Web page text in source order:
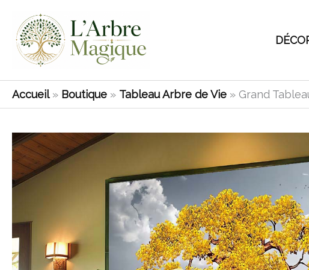
contenu
Accueil» Boutique » Tableau Arbre de Vie » Grand